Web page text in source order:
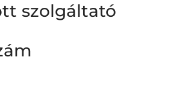
szolgáltató